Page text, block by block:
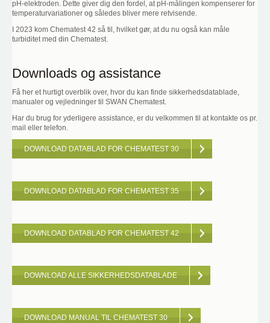
pH-elektroden. Dette giver dig den fordel, at pH-målingen kompenserer for
temperaturvariationer og således bliver mere retvisende.
I 2023 kom Chematest 42 så til, hvilket gør, at du nu også kan måle
turbiditet med din Chematest.
Downloads og assistance
Få her et hurtigt overblik over, hvor du kan finde sikkerhedsdatablade,
manualer og vejledninger til SWAN Chematest.
Har du brug for yderligere assistance, er du velkommen til at kontakte os pr.
mail eller telefon.
DOWNLOAD DATABLAD FOR CHEMATEST 30
DOWNLOAD DATABLAD FOR CHEMATEST 35
DOWNLOAD DATABLAD FOR CHEMATEST 42
DOWNLOAD ALLE SIKKERHEDSDATABLADE
DOWNLOAD MANUAL TIL CHEMATEST 30